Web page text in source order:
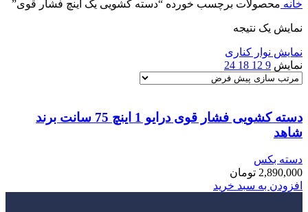
خانه محصولات برچسب خورده “دسته کشویی یک اینچ فشار قوی”
نمایش یک نتیجه
نمایش نوار کناری
نمایش 9
12
18
24
دسته کشویی فشار قوی درایو 1 اینچ 75 سانت برند
شاهد
دسته بکس
2,890,000 تومان
افزودن به سبد خرید